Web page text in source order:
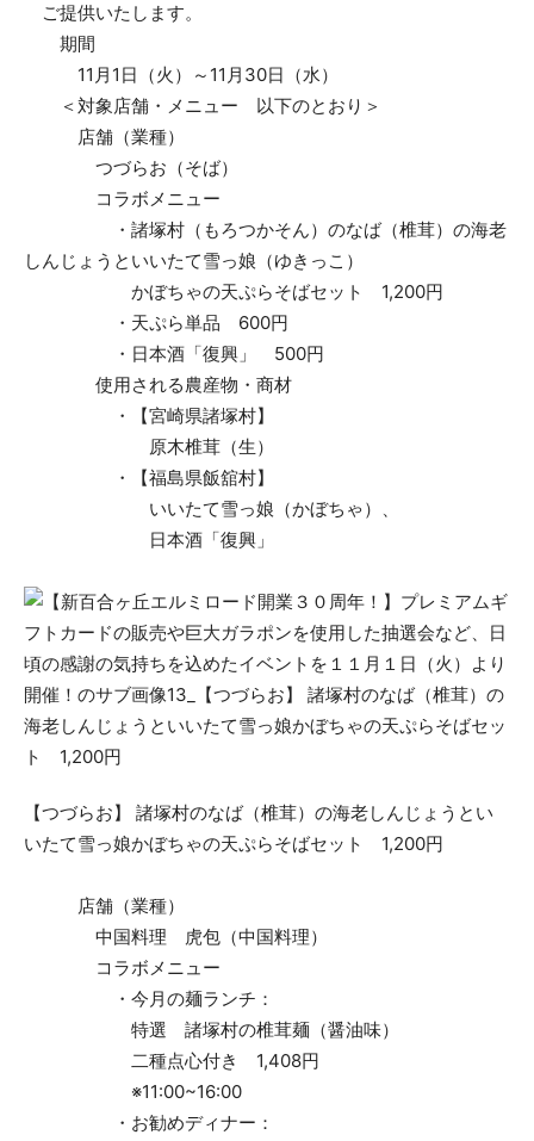
ご提供いたします。
期間
11月1日（火）～11月30日（水）
＜対象店舗・メニュー 以下のとおり＞
店舗（業種）
つづらお（そば）
コラボメニュー
・諸塚村（もろつかそん）のなば（椎茸）の海老
しんじょうといいたて雪っ娘（ゆきっこ）
かぼちゃの天ぷらそばセット 1,200円
・天ぷら単品 600円
・日本酒「復興」 500円
使用される農産物・商材
・【宮崎県諸塚村】
原木椎茸（生）
・【福島県飯舘村】
いいたて雪っ娘（かぼちゃ）、
日本酒「復興」
【つづらお】 諸塚村のなば（椎茸）の海老しんじょうとい
いたて雪っ娘かぼちゃの天ぷらそばセット 1,200円
店舗（業種）
中国料理 虎包（中国料理）
コラボメニュー
・今月の麺ランチ：
特選 諸塚村の椎茸麺（醤油味）
二種点心付き 1,408円
※11:00~16:00
・お勧めディナー：